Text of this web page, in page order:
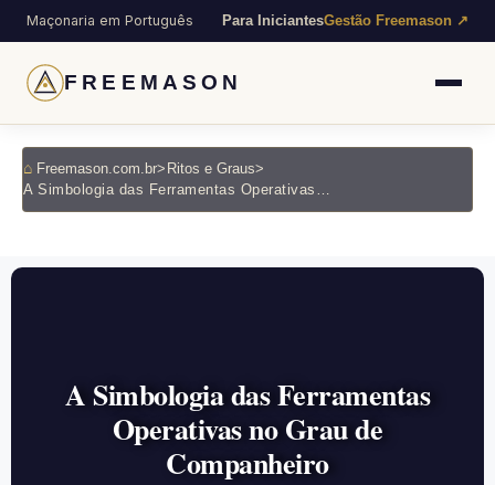
Maçonaria em Português Para IniciantesGestão Freemason ↗
FREEMASON
Freemason.com.br> Ritos e Graus>
A Simbologia das Ferramentas
Operativas no Grau de
Companheiro